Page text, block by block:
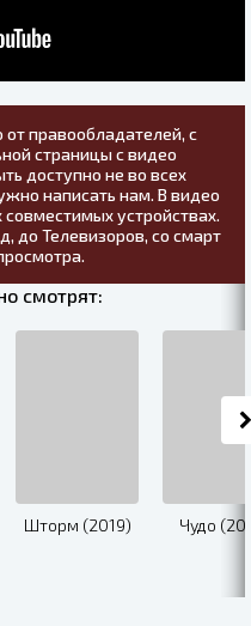
правообладателей, с
страницы с видео
доступно не во всех
написать нам. В видео
устройствах.
до Телевизоров, со смарт
смотрят:
Шторм (2019) Чудо